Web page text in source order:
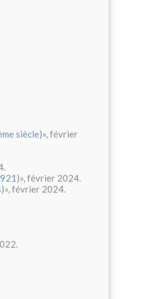
siècle)», février
», février 2024.
», février 2024.